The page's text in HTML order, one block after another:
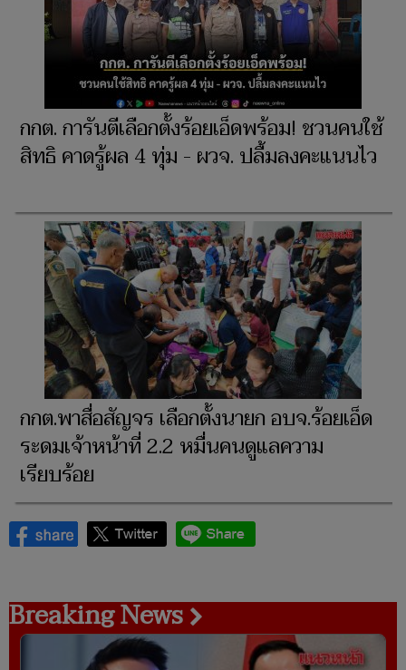
กกต. การันตีเลือกตั้งร้อยเอ็ดพร้อม! ชวนคนใช้
สิทธิ คาดรู้ผล 4 ทุ่ม - ผวจ. ปลื้มลงคะแนนไว
กกต.พาสื่อสัญจร เลือกตั้งนายก อบจ.ร้อยเอ็ด
ระดมเจ้าหน้าที่ 2.2 หมื่นคนดูแลความ
เรียบร้อย
Breaking News